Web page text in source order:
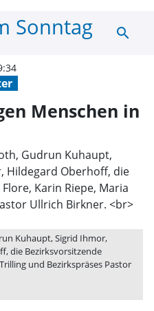
Kolping hilftsearch
Menschen in
Kuhaupt, Sigrid Ihmor,
die Bezirksvorsitzende
und Bezirkspräses Pastor